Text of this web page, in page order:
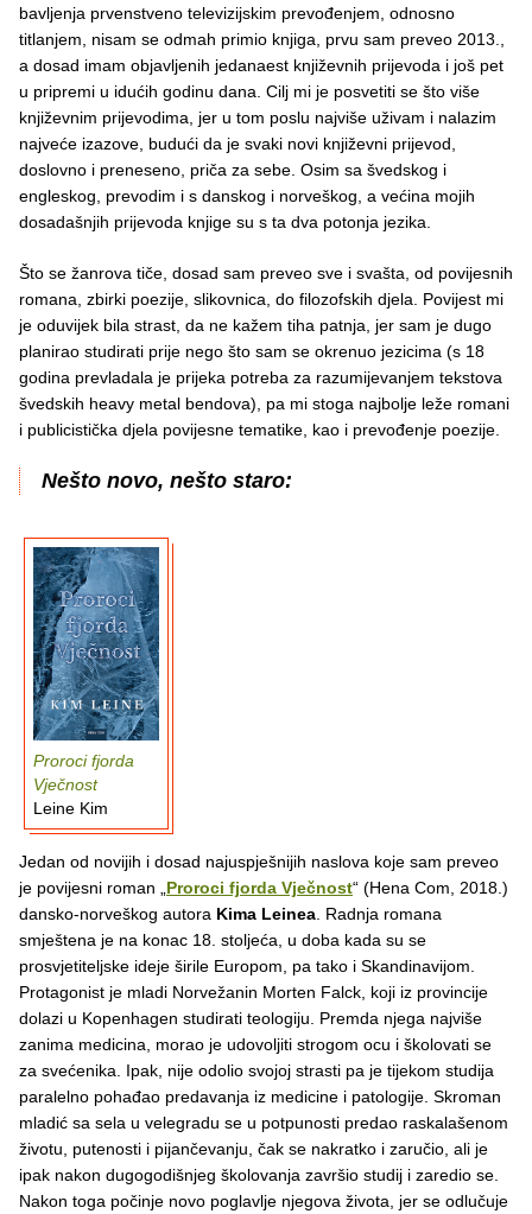
bavljenja prvenstveno televizijskim prevođenjem, odnosno
titlanjem, nisam se odmah primio knjiga, prvu sam preveo 2013.,
a dosad imam objavljenih jedanaest književnih prijevoda i još pet
u pripremi u idućih godinu dana. Cilj mi je posvetiti se što više
književnim prijevodima, jer u tom poslu najviše uživam i nalazim
najveće izazove, budući da je svaki novi književni prijevod,
doslovno i preneseno, priča za sebe. Osim sa švedskog i
engleskog, prevodim i s danskog i norveškog, a većina mojih
dosadašnjih prijevoda knjige su s ta dva potonja jezika.
Što se žanrova tiče, dosad sam preveo sve i svašta, od povijesnih
romana, zbirki poezije, slikovnica, do filozofskih djela. Povijest mi
je oduvijek bila strast, da ne kažem tiha patnja, jer sam je dugo
planirao studirati prije nego što sam se okrenuo jezicima (s 18
godina prevladala je prijeka potreba za razumijevanjem tekstova
švedskih heavy metal bendova), pa mi stoga najbolje leže romani
i publicistička djela povijesne tematike, kao i prevođenje poezije.
Nešto novo, nešto staro:
Proroci fjorda
Vječnost
Leine Kim
Jedan od novijih i dosad najuspješnijih naslova koje sam preveo
je povijesni roman „ Proroci fjorda Vječnost“ (Hena Com, 2018.)
dansko-norveškog autora Kima Leinea . Radnja romana
smještena je na konac 18. stoljeća, u doba kada su se
prosvjetiteljske ideje širile Europom, pa tako i Skandinavijom.
Protagonist je mladi Norvežanin Morten Falck, koji iz provincije
dolazi u Kopenhagen studirati teologiju. Premda njega najviše
zanima medicina, morao je udovoljiti strogom ocu i školovati se
za svećenika. Ipak, nije odolio svojoj strasti pa je tijekom studija
paralelno pohađao predavanja iz medicine i patologije. Skroman
mladić sa sela u velegradu se u potpunosti predao raskalašenom
životu, putenosti i pijančevanju, čak se nakratko i zaručio, ali je
ipak nakon dugogodišnjeg školovanja završio studij i zaredio se.
Nakon toga počinje novo poglavlje njegova života, jer se odlučuje